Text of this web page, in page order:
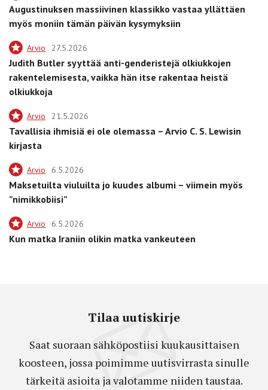
Augustinuksen massiivinen klassikko vastaa yllättäen
myös moniin tämän päivän kysymyksiin
Arvio 27.5.2026
Judith Butler syyttää anti-genderistejä olkiukkojen
rakentelemisesta, vaikka hän itse rakentaa heistä
olkiukkoja
Arvio 21.5.2026
Tavallisia ihmisiä ei ole olemassa – Arvio C. S. Lewisin
kirjasta
Arvio 6.5.2026
Maksetuilta viuluilta jo kuudes albumi – viimein myös
”nimikkobiisi”
Arvio 6.5.2026
Kun matka Iraniin olikin matka vankeuteen
Tilaa uutiskirje
Saat suoraan sähköpostiisi kuukausittaisen
koosteen, jossa poimimme uutisvirrasta sinulle
tärkeitä asioita ja valotamme niiden taustaa.